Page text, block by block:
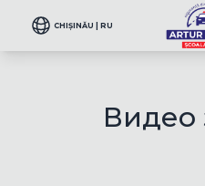
CHIȘINĂU | RU
Видео